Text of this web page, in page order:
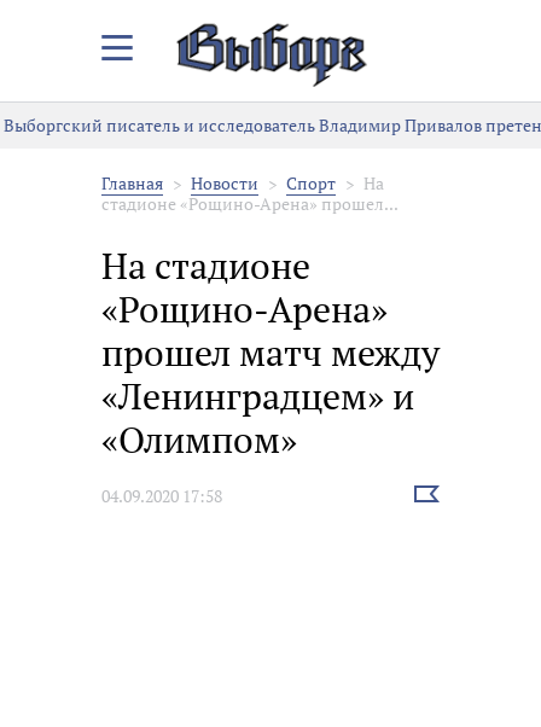
Закрыть/
меню
Выборгский писатель и исследователь Владимир Привалов
Главная Новости Спорт
На
стадионе «Рощино-Арена» прошел...
На стадионе
«Рощино-Арена»
прошел матч между
«Ленинградцем» и
«Олимпом»
04.09.2020 17:58
Выбрать